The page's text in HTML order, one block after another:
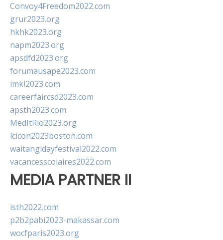
Convoy4Freedom2022.com
grur2023.org
hkhk2023.org
napm2023.org
apsdfd2023.org
forumausape2023.com
imkl2023.com
careerfaircsd2023.com
apsth2023.com
MedItRio2023.org
lcicon2023boston.com
waitangidayfestival2022.com
vacancesscolaires2022.com
MEDIA PARTNER II
isth2022.com
p2b2pabi2023-makassar.com
wocfparis2023.org